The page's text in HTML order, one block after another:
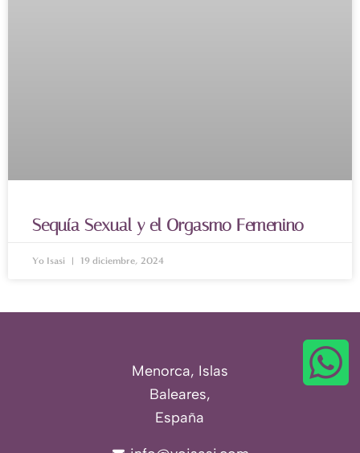
Sequía Sexual y el Orgasmo Femenino
Yo Isasi 19 diciembre, 2024
Menorca, Islas
Baleares,
España